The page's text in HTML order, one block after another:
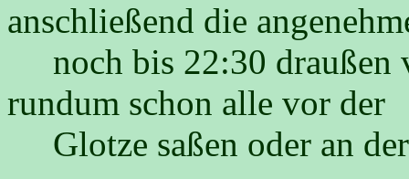
anschließend die
noch bis 22:30 draußen
rundum schon alle vor der
Glotze saßen oder an